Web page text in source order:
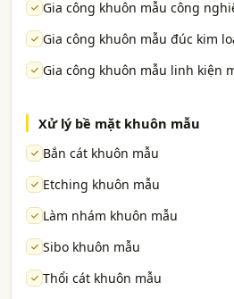
Gia công khuôn mẫu công
Gia công khuôn mẫu đúc kim
Gia công khuôn mẫu linh kiện
Xử lý bề mặt khuôn mẫu
Bắn cát khuôn mẫu
Etching khuôn mẫu
Làm nhám khuôn mẫu
Sibo khuôn mẫu
Thổi cát khuôn mẫu